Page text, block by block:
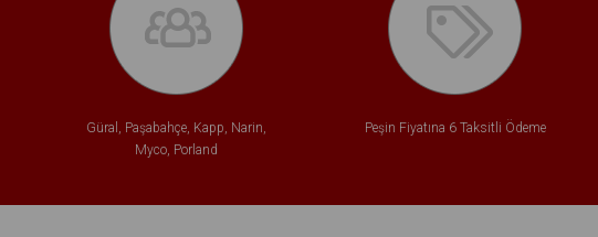
Güral, Paşabahçe, Kapp, Narin,
Myco, Porland
Peşin Fiyatına 6 Taksitli Ödeme